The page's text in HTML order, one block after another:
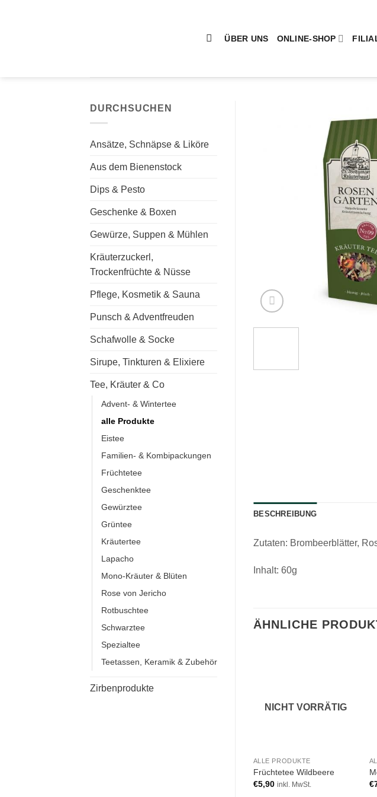
ÜBER UNS ONLINE-SHOP
DURCHSUCHEN
Ansätze, Schnäpse & Liköre
Aus dem Bienenstock
Dips & Pesto
Geschenke & Boxen
Gewürze, Suppen & Mühlen
Kräuterzuckerl,
Trockenfrüchte & Nüsse
Pflege, Kosmetik & Sauna
Punsch & Adventfreuden
Schafwolle & Socke
Sirupe, Tinkturen & Elixiere
Tee, Kräuter & Co
Advent- & Wintertee
alle Produkte
Eistee
Familien- & Kombipackungen
Früchtetee
Geschenktee
Gewürztee
Grüntee
Kräutertee
Lapacho
Mono-Kräuter & Blüten
Rose von Jericho
Rotbuschtee
Schwarztee
Spezialtee
Teetassen, Keramik & Zubehör
Zirbenprodukte
BESCHREIBUNG
Zutaten: Brombeerblätter,
Inhalt: 60g
ÄHNLICHE
NICHT VORRÄTIG
ALLE PRODUKTE
Früchtetee Wildbeere
€5,90 inkl. MwSt.
€